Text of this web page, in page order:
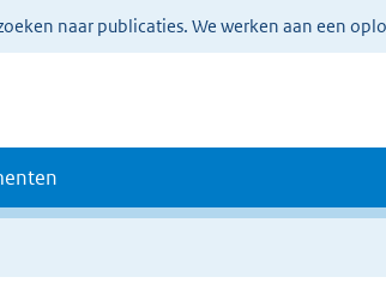
naar publicaties. We werken aan een